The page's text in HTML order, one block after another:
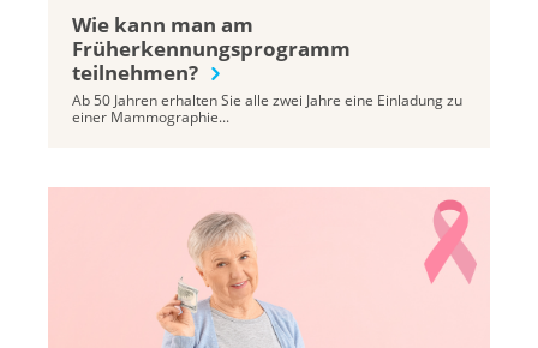
Wie kann man am
Früherkennungsprogramm
teilnehmen?
Ab 50 Jahren erhalten Sie alle zwei Jahre eine Einladung zu
einer Mammographie...